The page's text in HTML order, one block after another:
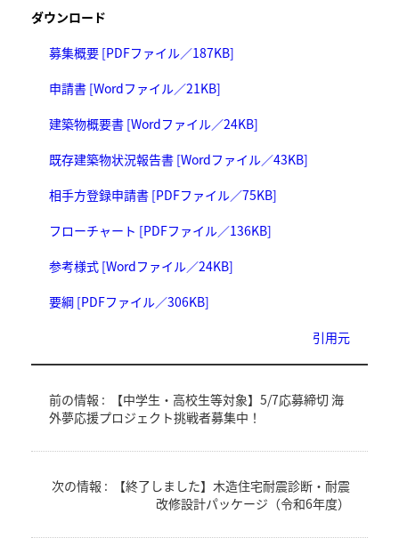
ダウンロード
募集概要 [PDFファイル／187KB]
申請書 [Wordファイル／21KB]
建築物概要書 [Wordファイル／24KB]
既存建築物状況報告書 [Wordファイル／43KB]
相手方登録申請書 [PDFファイル／75KB]
フローチャート [PDFファイル／136KB]
参考様式 [Wordファイル／24KB]
要綱 [PDFファイル／306KB]
引用元
前の情報 :
【中学生・高校生等対象】5/7応募締切 海
外夢応援プロジェクト挑戦者募集中！
次の情報 :
【終了しました】木造住宅耐震診断・耐震
改修設計パッケージ（令和6年度）